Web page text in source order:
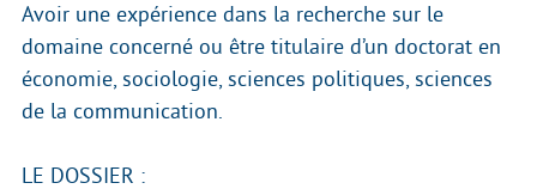
Avoir une expérience dans la recherche sur le
domaine concerné ou être titulaire d’un doctorat en
économie, sociologie, sciences politiques, sciences
de la communication.
LE DOSSIER :